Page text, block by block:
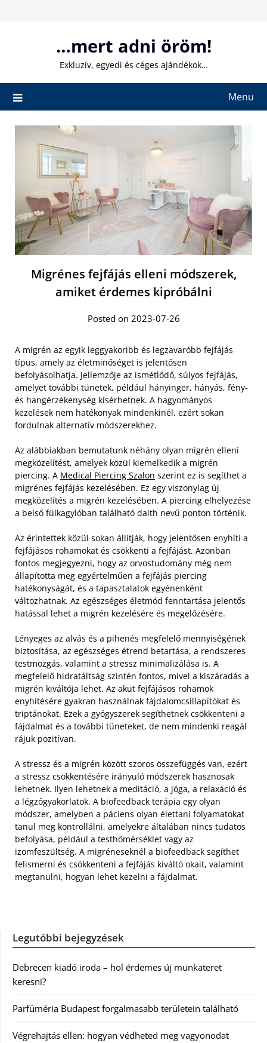
…mert adni öröm!
Exkluzív, egyedi és céges ajándékok…
Menu
Migrénes fejfájás elleni módszerek,
amiket érdemes kipróbálni
Posted on 2023-07-26
A migrén az egyik leggyakoribb és legzavaróbb fejfájás
típus, amely az életminőséget is jelentősen
befolyásolhatja. Jellemzője az ismétlődő, súlyos fejfájás,
amelyet további tünetek, például hányinger, hányás, fény-
és hangérzékenység kísérhetnek. A hagyományos
kezelések nem hatékonyak mindenkinél, ezért sokan
fordulnak alternatív módszerekhez.
Az alábbiakban bemutatunk néhány olyan migrén elleni
megközelítést, amelyek közül kiemelkedik a migrén
piercing. A Medical Piercing Szalon szerint ez is segíthet a
migrénes fejfájás kezelésében. Ez egy viszonylag új
megközelítés a migrén kezelésében. A piercing elhelyezése
a belső fülkagylóban található daith nevű ponton történik.
Az érintettek közül sokan állítják, hogy jelentősen enyhíti a
fejfájásos rohamokat és csökkenti a fejfájást. Azonban
fontos megjegyezni, hogy az orvostudomány még nem
állapította meg egyértelműen a fejfájás piercing
hatékonyságát, és a tapasztalatok egyénenként
változhatnak. Az egészséges életmód fenntartása jelentős
hatással lehet a migrén kezelésére és megelőzésére.
Lényeges az alvás és a pihenés megfelelő mennyiségének
biztosítása, az egészséges étrend betartása, a rendszeres
testmozgás, valamint a stressz minimalizálása is. A
megfelelő hidratáltság szintén fontos, mivel a kiszáradás a
migrén kiváltója lehet. Az akut fejfájásos rohamok
enyhítésére gyakran használnak fájdalomcsillapítókat és
triptánokat. Ezek a gyógyszerek segíthetnek csökkenteni a
fájdalmat és a további tüneteket, de nem mindenki reagál
rájuk pozitívan.
A stressz és a migrén között szoros összefüggés van, ezért
a stressz csökkentésére irányuló módszerek hasznosak
lehetnek. Ilyen lehetnek a meditáció, a jóga, a relaxáció és
a légzőgyakorlatok. A biofeedback terápia egy olyan
módszer, amelyben a páciens olyan élettani folyamatokat
tanul meg kontrollálni, amelyekre általában nincs tudatos
befolyása, például a testhőmérséklet vagy az
izomfeszültség. A migréneseknél a biofeedback segíthet
felismerni és csökkenteni a fejfájás kiváltó okait, valamint
megtanulni, hogyan lehet kezelni a fájdalmat.
Legutóbbi bejegyzések
Debrecen kiadó iroda – hol érdemes új munkateret
keresni?
Parfüméria Budapest forgalmasabb területein található
Végrehajtás ellen: hogyan védheted meg vagyonodat